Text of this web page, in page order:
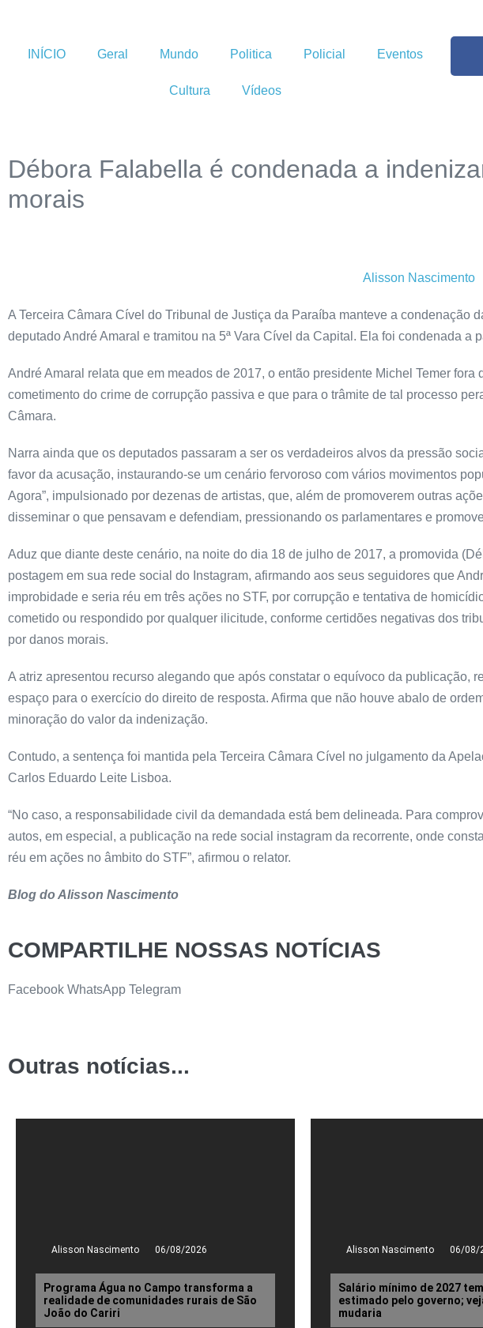
INÍCIO Geral Mundo Politica Policial Eventos
Cultura Vídeos
Débora Falabella é condenada a
morais
Alisson Nascimento
A Terceira Câmara Cível do Tribunal de Justiça da Paraíba manteve a condenação
deputado André Amaral e tramitou na 5ª Vara Cível da Capital. Ela foi condenada a
André Amaral relata que em meados de 2017, o então presidente Michel Temer
cometimento do crime de corrupção passiva e que para o trâmite de tal processo
Câmara.
Narra ainda que os deputados passaram a ser os verdadeiros alvos da pressão
favor da acusação, instaurando-se um cenário fervoroso com vários movimentos
Agora”, impulsionado por dezenas de artistas, que, além de promoverem outras
disseminar o que pensavam e defendiam, pressionando os parlamentares e
Aduz que diante deste cenário, na noite do dia 18 de julho de 2017, a promovida
postagem em sua rede social do Instagram, afirmando aos seus seguidores que
improbidade e seria réu em três ações no STF, por corrupção e tentativa de
cometido ou respondido por qualquer ilicitude, conforme certidões negativas dos
por danos morais.
A atriz apresentou recurso alegando que após constatar o equívoco da publicação,
espaço para o exercício do direito de resposta. Afirma que não houve abalo de
minoração do valor da indenização.
Contudo, a sentença foi mantida pela Terceira Câmara Cível no julgamento da
Carlos Eduardo Leite Lisboa.
“No caso, a responsabilidade civil da demandada está bem delineada. Para
autos, em especial, a publicação na rede social instagram da recorrente, onde
réu em ações no âmbito do STF”, afirmou o relator.
Blog do Alisson Nascimento
COMPARTILHE NOSSAS NOTÍCIAS
Facebook WhatsApp Telegram
Outras notícias...
Alisson Nascimento 06/08/2026
Programa Água no Campo transforma a
realidade de comunidades rurais de São
João do Cariri
Alisson Nascimento 06/08/
Salário mínimo de 2027
estimado pelo governo;
mudaria